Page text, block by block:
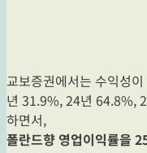
교보증권에서는 수익성
년 31.9%, 24년 64.8%,
하면서,
폴란드향 영업이익률을